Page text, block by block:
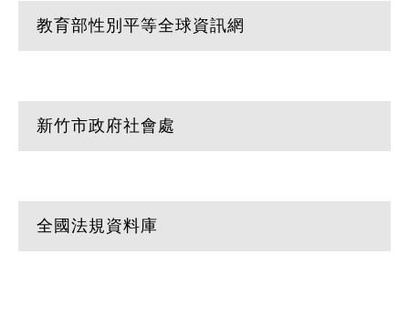
教育部性別平等全球資訊網
新竹市政府社會處
全國法規資料庫